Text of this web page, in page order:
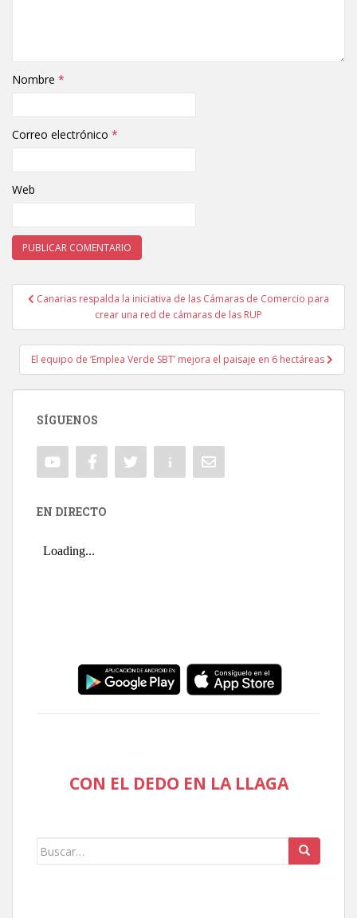
Nombre *
Correo electrónico *
Web
Navegación de entradas
Canarias respalda la iniciativa de las Cámaras de Comercio para
crear una red de cámaras de las RUP
El equipo de ‘Emplea Verde SBT’ mejora el paisaje en 6 hectáreas
SÍGUENOS
EN DIRECTO
CON EL DEDO EN LA LLAGA
Buscar: